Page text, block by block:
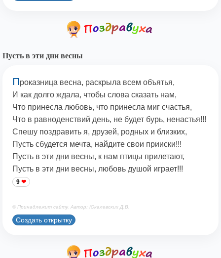
Пусть в эти дни весны
Проказница весна, раскрыла всем объятья,
И как долго ждала, чтобы слова сказать нам,
Что принесла любовь, что принесла миг счастья,
Что в равноденствий день, не будет бурь, ненастья!!!
Спешу поздравить я, друзей, родных и близких,
Пусть сбудется мечта, найдите свои прииски!!!
Пусть в эти дни весны, к нам птицы прилетают,
Пусть в эти дни весны, любовь душой играет!!!
9
© Принадлежит сайту. Автор: Юкалевских Д.В.
Создать открытку